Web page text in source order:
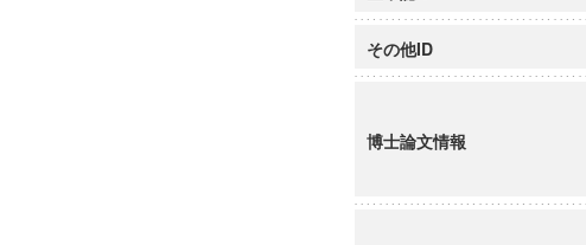
その他ID
博士論文情報